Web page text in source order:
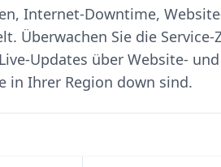
Internet-Downtime,
Überwachen Sie die Service-
Updates über Website- und
in Ihrer Region down sind.